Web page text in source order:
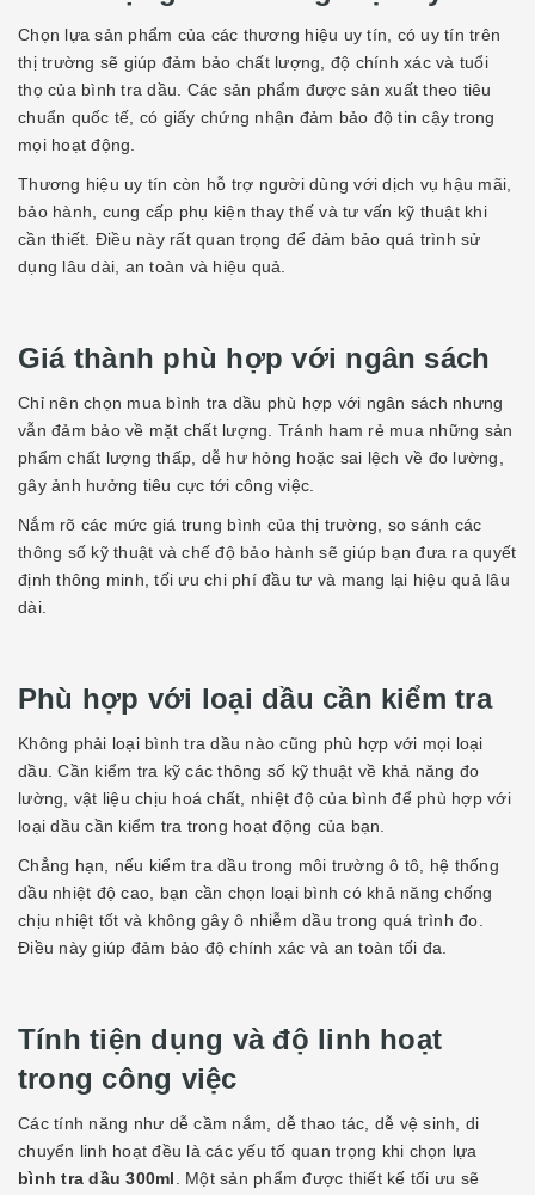
Chọn lựa sản phẩm của các thương hiệu uy tín, có uy tín trên
thị trường sẽ giúp đảm bảo chất lượng, độ chính xác và tuổi
thọ của bình tra dầu. Các sản phẩm được sản xuất theo tiêu
chuẩn quốc tế, có giấy chứng nhận đảm bảo độ tin cậy trong
mọi hoạt động.
Thương hiệu uy tín còn hỗ trợ người dùng với dịch vụ hậu mãi,
bảo hành, cung cấp phụ kiện thay thế và tư vấn kỹ thuật khi
cần thiết. Điều này rất quan trọng để đảm bảo quá trình sử
dụng lâu dài, an toàn và hiệu quả.
Giá thành phù hợp với ngân sách
Chỉ nên chọn mua bình tra dầu phù hợp với ngân sách nhưng
vẫn đảm bảo về mặt chất lượng. Tránh ham rẻ mua những sản
phẩm chất lượng thấp, dễ hư hỏng hoặc sai lệch về đo lường,
gây ảnh hưởng tiêu cực tới công việc.
Nắm rõ các mức giá trung bình của thị trường, so sánh các
thông số kỹ thuật và chế độ bảo hành sẽ giúp bạn đưa ra quyết
định thông minh, tối ưu chi phí đầu tư và mang lại hiệu quả lâu
dài.
Phù hợp với loại dầu cần kiểm tra
Không phải loại bình tra dầu nào cũng phù hợp với mọi loại
dầu. Cần kiểm tra kỹ các thông số kỹ thuật về khả năng đo
lường, vật liệu chịu hoá chất, nhiệt độ của bình để phù hợp với
loại dầu cần kiểm tra trong hoạt động của bạn.
Chẳng hạn, nếu kiểm tra dầu trong môi trường ô tô, hệ thống
dầu nhiệt độ cao, bạn cần chọn loại bình có khả năng chống
chịu nhiệt tốt và không gây ô nhiễm dầu trong quá trình đo.
Điều này giúp đảm bảo độ chính xác và an toàn tối đa.
Tính tiện dụng và độ linh hoạt
trong công việc
Các tính năng như dễ cầm nắm, dễ thao tác, dễ vệ sinh, di
chuyển linh hoạt đều là các yếu tố quan trọng khi chọn lựa
bình tra dầu 300ml. Một sản phẩm được thiết kế tối ưu sẽ